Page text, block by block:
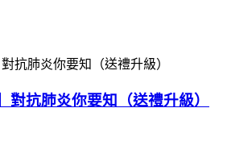
對抗肺炎你要知（送禮升級）